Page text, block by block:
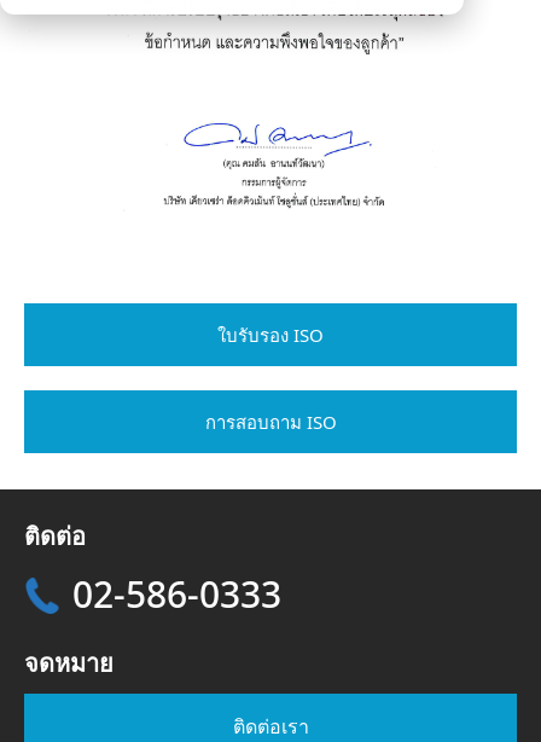
ใบรับรอง ISO
การสอบถาม ISO
ติดต่อ
02-586-0333
จดหมาย
ติดต่อเรา